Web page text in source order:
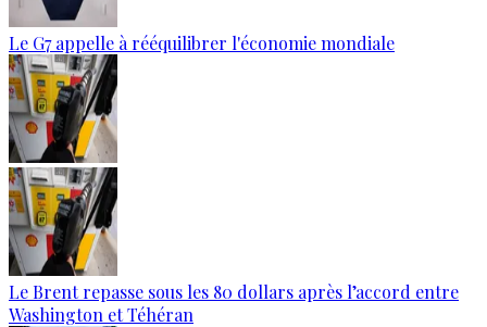
Le G7 appelle à rééquilibrer l'économie mondiale
Le Brent repasse sous les 80 dollars après l’accord entre
Washington et Téhéran